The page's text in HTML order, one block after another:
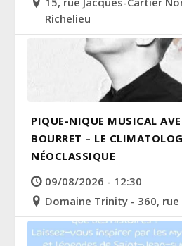
Richelieu
PIQUE-NIQUE MUSICAL
BOURRET – LE
NÉOCLASSIQUE
09/08/2026 - 12:30
Domaine Trinity - 360, rue